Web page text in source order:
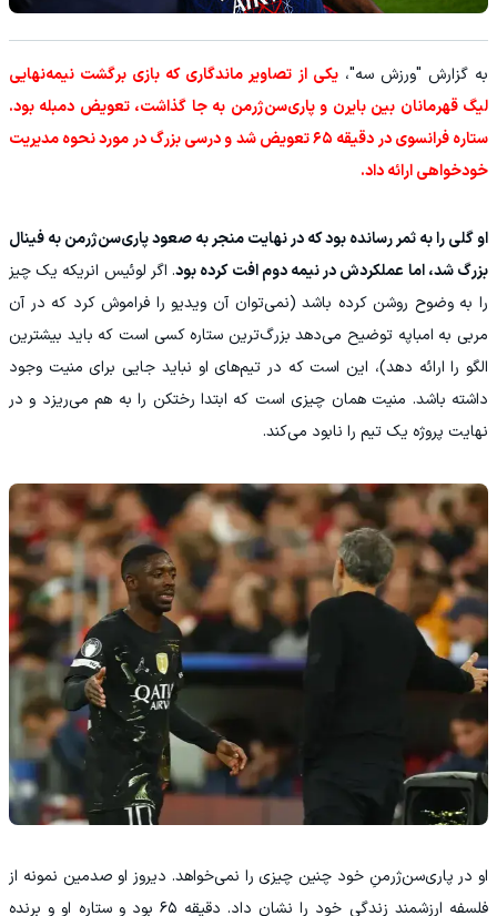
به گزارش "ورزش سه"،یکی از تصاویر ماندگاری که بازی برگشت نیمه‌نهایی
لیگ قهرمانان بین بایرن و پاری‌سن‌ژرمن به جا گذاشت، تعویض دمبله بود.
ستاره فرانسوی در دقیقه ۶۵ تعویض شد و درسی بزرگ در مورد نحوه مدیریت
خودخواهی ارائه داد.
او گلی را به ثمر رسانده بود که در نهایت منجر به صعود پاری‌سن‌ژرمن به فینال
بزرگ شد، اما عملکردش در نیمه دوم افت کرده بود. اگر لوئیس انریکه یک چیز
را به وضوح روشن کرده باشد (نمی‌توان آن ویدیو را فراموش کرد که در آن
مربی به امباپه توضیح می‌دهد بزرگ‌ترین ستاره کسی است که باید بیشترین
الگو را ارائه دهد)، این است که در تیم‌های او نباید جایی برای منیت وجود
داشته باشد. منیت همان چیزی است که ابتدا رختکن را به هم می‌ریزد و در
نهایت پروژه یک تیم را نابود می‌کند.
او در پاری‌سن‌ژرمنِ خود چنین چیزی را نمی‌خواهد. دیروز او صدمین نمونه از
فلسفه ارزشمند زندگی خود را نشان داد. دقیقه ۶۵ بود و ستاره او و برنده